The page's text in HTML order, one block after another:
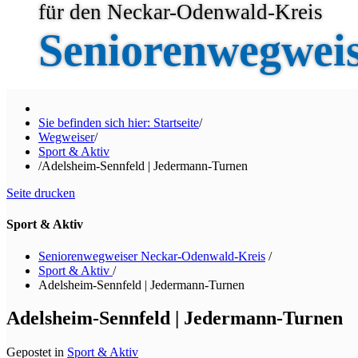
für den Neckar-Odenwald-Kreis
Sie befinden sich hier: Startseite/
Wegweiser/
Sport & Aktiv
/Adelsheim-Sennfeld | Jedermann-Turnen
Seite drucken
Sport & Aktiv
Seniorenwegweiser Neckar-Odenwald-Kreis /
Sport & Aktiv /
Adelsheim-Sennfeld | Jedermann-Turnen
Adelsheim-Sennfeld | Jedermann-Turnen
Gepostet in Sport & Aktiv